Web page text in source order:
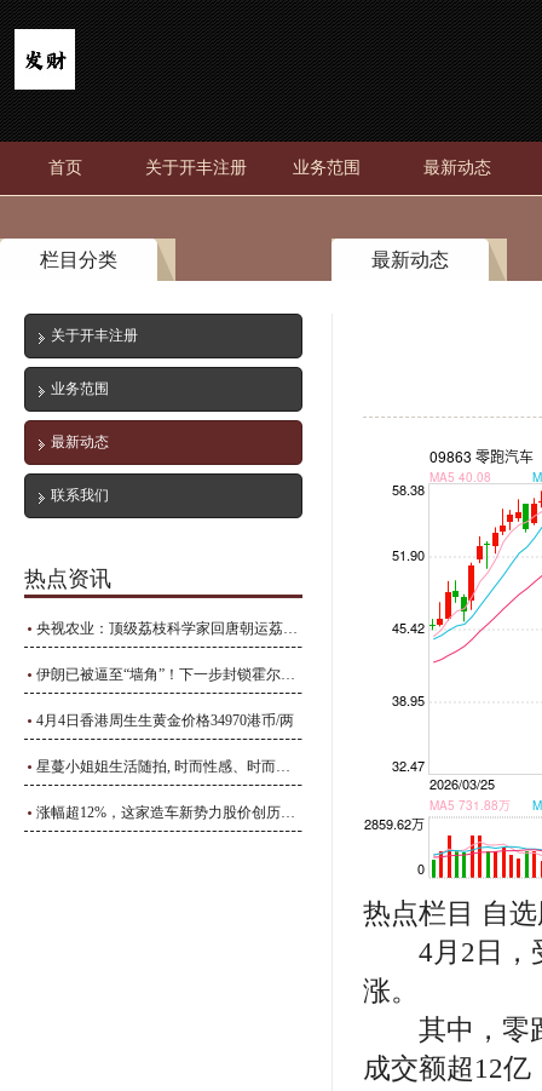
首页 关于开丰注册 业务范围 最新动态
栏目分类
关于开丰注册
业务范围
最新动态
联系我们
热点资讯
央视农业：顶级荔枝科学家回唐朝运荔枝，能扛过几集？_李善_长安_四川
伊朗已被逼至“墙角”！下一步封锁霍尔木兹海峡？
4月4日香港周生生黄金价格34970港币/两
星蔓小姐姐生活随拍, 时而性感、时而温婉
涨幅超12%，这家造车新势力股价创历史新高
最新动态
热点栏目 自
4月2日，受
涨。
其中，零跑
成交额超12亿